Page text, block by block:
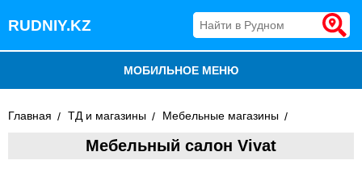
RUDNIY.KZ
МОБИЛЬНОЕ МЕНЮ
ВСЕ ОРГАНИЗАЦИИ
Главная ТД и магазины Мебельные магазины
Мебельный салон Vivat